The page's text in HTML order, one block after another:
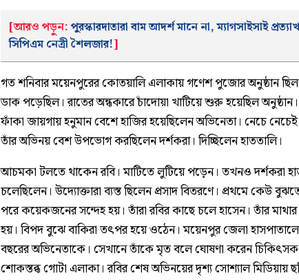
[আরও পড়ুন:পুরস্কারদাতারা বাম আদর্শ মানে না, ম্যাগসাইসাই
সিপিএম নেত্রী শৈলজার!]
গত শনিবার ময়েনপুরের কোতয়ালি এলাকায় গণেশ পুজোর অনুষ্ঠান
ডাক পড়েছিল। রাতের অন্ধকারে চাঁদোয়া খাটিয়ে শুরু হয়েছিল
ফাঁকা জায়গায় হনুমান বেশে হাজির হয়েছিলেন অভিনেতা। নেচে
তাঁর অভিনয় বেশ উপভোগ করছিলেন দর্শকরা। দিচ্ছিলেন হাততালি।
আচমকা টলতে থাকেন রবি। মাটিতে লুটিয়ে পড়়েন। তখনও দর্শকরা
চলেছিলেন। উদ্যোক্তারা ব্যস্ত ছিলেন প্রসাদ বিতরণে। প্রথমে কেউ
পরে কয়েকজনের সন্দেহ হয়। তাঁরা রবির কাছে চলে হাসেন। তাঁর
হয়। বিপদ বুঝে বাকিরা তৎপর হয়ে ওঠেন। ময়েনপুর জেলা
বছরের অভিনেতাকে। সেখানে তাঁকে মৃত বলে ঘোষণা করেন
শোকস্তব্ধ গোটা এলাকা। রবির শেষ অভিনয়ের দৃশ্য সোশ্যাল মিডিয়ায়